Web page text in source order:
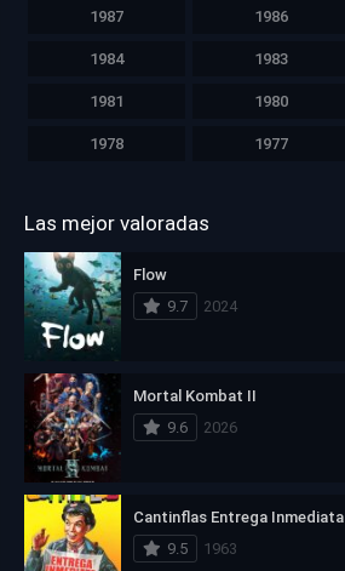
1987 1986
1984 1983
1981 1980
1978 1977
Las mejor valoradas
Flow
9.7
2024
Mortal Kombat II
9.6
2026
Cantinflas Entrega Inmediata
9.5
1963